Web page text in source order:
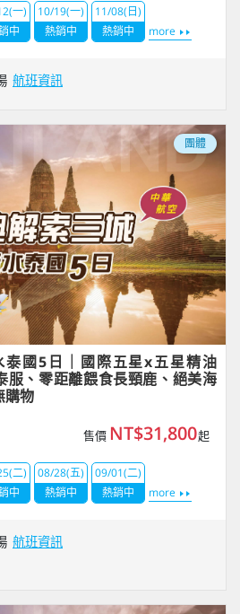
一)
中
10/19(一)
熱銷中
11/08(日)
熱銷中
more
航班資訊
團體
泰國5日｜國際五星x五星精油
服、零距離餵食長頸鹿、絕美海
購物
售價 NT$31,800起
二)
中
08/28(五)
熱銷中
09/01(二)
熱銷中
more
航班資訊